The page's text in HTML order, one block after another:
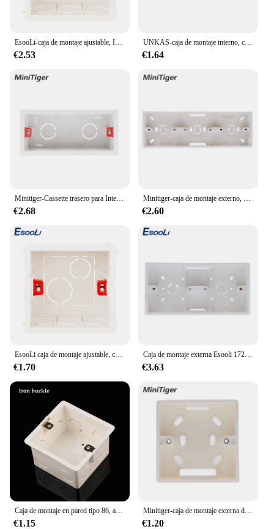
EsooLi-caja de montaje ajustable, Interruptor táctil de luz, casete interno de 86mm x 85mm x 50mm para Interruptor táctil y enchufe tipo 86
€2.53
UNKAS-caja de montaje interno, casete trasero para Interruptor táctil de luz de pared y enchufe USB, supercalidad, 144mm x 67,5mm, 154mm x 72mm
€1.64
Minitiger-Cassette trasero para Interruptor táctil de luz de pared y enchufe USB, caja de montaje interno de supercalidad de 144mm x 67,5mm, 154mm x 72mm
€2.68
Minitiger-caja de montaje externo, accesorio de 258mm * 86mm * 34mm para Interruptor táctil Triple tipo 86 o enchufe, aplique para cualquier posición de la superficie de la pared
€2.60
EsooLi caja de montaje ajustable, casete interno de 3 colores, 86mm x 83mm x 50mm para Interruptor táctil tipo 86 y caja trasera de cableado de enchufe
€1.70
Caja de montaje externa Esooli 172mm * 86mm * 33mm para interruptores o enchufes de doble toque tipo 86 se aplican para cualquier posición de superficie de pared
€3.63
Caja de montaje en pared tipo 86, accesorios para interruptores táctiles de luz
€1.15
Minitiger-caja de montaje externa de 86mm x 86mm x 34mm para interruptor táctil estándar de 86mm y enchufe para cualquier posición de superficie de pared
€1.20